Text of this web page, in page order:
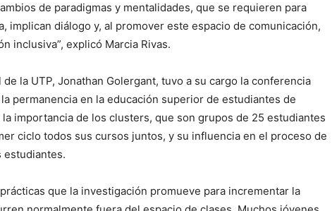
de paradigmas y mentalidades, que se requieren para
implican diálogo y, al promover este espacio de comunicación,
inclusiva”, explicó Marcia Rivas.
la UTP, Jonathan Golergant, tuvo a su cargo la conferencia
permanencia en la educación superior de estudiantes de
la importancia de los clusters, que son grupos de 25 estudiantes
ciclo todos sus cursos juntos, y su influencia en el proceso de
estudiantes.
que la investigación promueve para incrementar la